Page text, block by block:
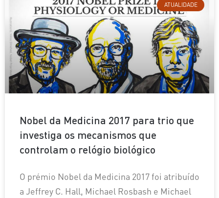
ATUALIDADE
Nobel da Medicina 2017 para trio que
investiga os mecanismos que
controlam o relógio biológico
O prémio Nobel da Medicina 2017 foi atribuído
a Jeffrey C. Hall, Michael Rosbash e Michael